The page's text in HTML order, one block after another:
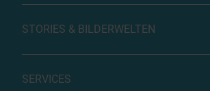
STORIES & BILDERWELTEN
SERVICES